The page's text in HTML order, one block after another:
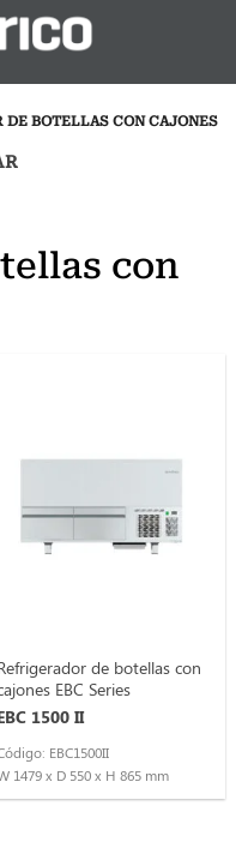
DE BOTELLAS CON CAJONES
con
de botellas con
EBC Series
1500 II
EBC1500II
1479 x D 550 x H 865 mm